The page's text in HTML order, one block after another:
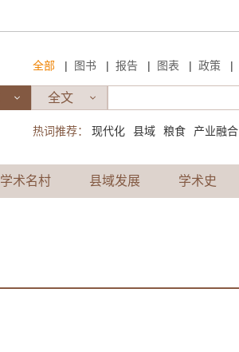
全部 | 图书 | 报告 | 图表 | 政策 |
热词推荐： 现代化 县域 粮食 产业融合
学术名村 县域发展 学术史